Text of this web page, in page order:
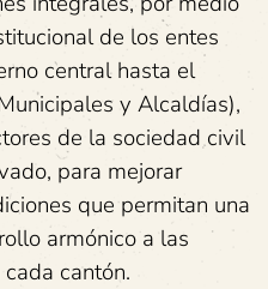
de los entes
central hasta el
y Alcaldías),
de la sociedad civil
para mejorar
que permitan una
armónico a las
cantón.